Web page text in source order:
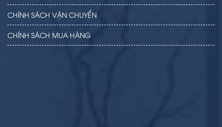
CHÍNH SÁCH VẬN CHUYỂN
CHÍNH SÁCH MUA HÀNG